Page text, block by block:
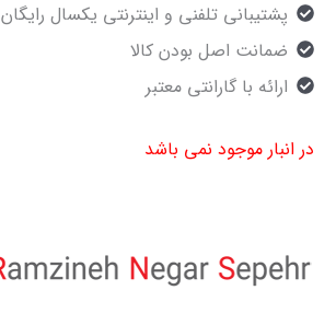
پشتیبانی تلفنی و اینترنتی یکسال رایگان
ضمانت اصل بودن کالا
ارائه با گارانتی معتبر
در انبار موجود نمی باشد